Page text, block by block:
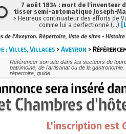
de l'Aveyron. Répertoire, liste de sites -
: Villes, Villages >Aveyron >
Référencer son site dans les secteurs du
patrimoine, de l'artisanat ou de la
répertoire, guide
sera inséré
Chambres
L'inscription est
7 août 1834 : mort de l'inventeur
tisser semi-automatique Joseph-
> Heureux continuateur des efforts de
comme lui a perfectionné (…)